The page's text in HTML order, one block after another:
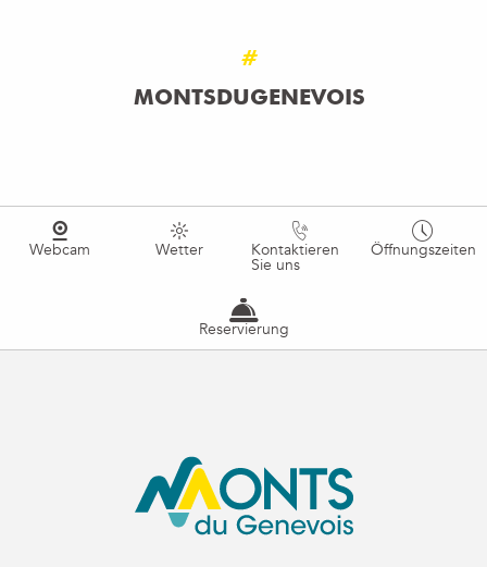
#
MONTSDUGENEVOIS
Webcam Wetter Kontaktieren
Sie uns
Öffnungszeiten
Reservierung